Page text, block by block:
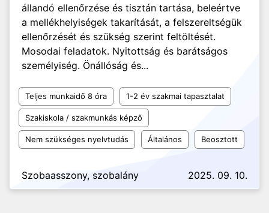
állandó ellenőrzése és tisztán tartása, beleértve
a mellékhelyiségek takarítását, a felszereltségük
ellenőrzését és szükség szerint feltöltését.
Mosodai feladatok. Nyitottság és barátságos
személyiség. Önállóság és...
Teljes munkaidő 8 óra 1-2 év szakmai tapasztalat
Szakiskola / szakmunkás képző
Nem szükséges nyelvtudás Általános Beosztott
Szobaasszony, szobalány 2025. 09. 10.